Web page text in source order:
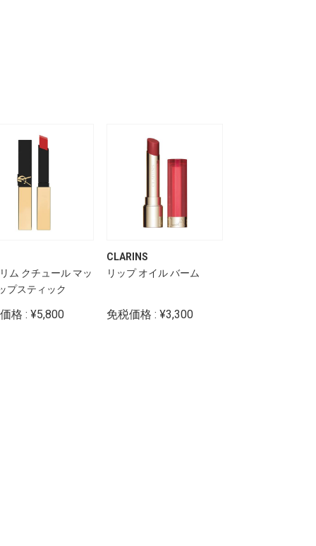
ム クチュール マッ
プスティック
格 : ¥5,800
CLARINS
リップ オイル バーム
免税価格 : ¥3,300